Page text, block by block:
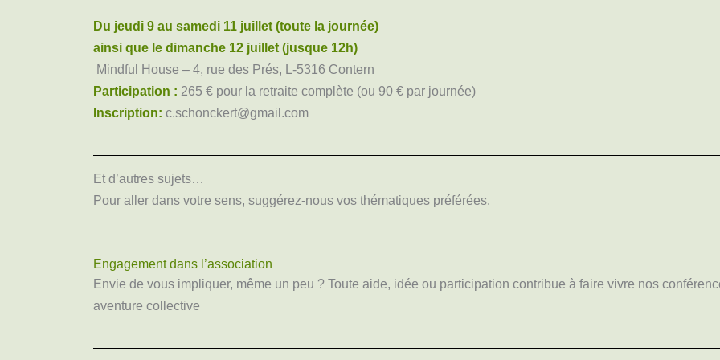
Du jeudi 9 au samedi 11 juillet (toute la journée)
ainsi que le dimanche 12 juillet (jusque 12h)
Mindful House – 4, rue des Prés, L-5316 Contern
Participation : 265 € pour la retraite complète (ou 90 € par journée)
Inscription: c.schonckert@gmail.com
Et d’autres sujets…
Pour aller dans votre sens, suggérez-nous vos thématiques préférées.
Engagement dans l’association
Envie de vous impliquer, même un peu ? Toute aide, idée ou participation contribue à faire vivre nos
aventure collective